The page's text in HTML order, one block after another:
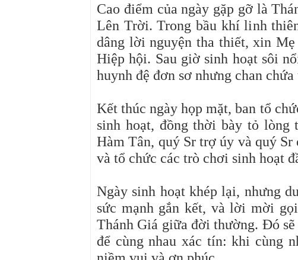
Cao điểm của ngày gặp gỡ là
Lên Trời. Trong bầu khí linh
dâng lời nguyện tha thiết, xin
Hiệp hội. Sau giờ sinh hoạt sôi
huynh đệ đơn sơ nhưng chan
Kết thúc ngày họp mặt, ban tổ
sinh hoạt, đồng thời bày tỏ lòng
Hàm Tân, quý Sr trợ úy và quý Sr
và tổ chức các trò chơi sinh hoạt
Ngày sinh hoạt khép lại, nhưng
sức mạnh gắn kết, và lời mời
Thánh Giá giữa đời thường. Đó
để cùng nhau xác tín: khi cùng